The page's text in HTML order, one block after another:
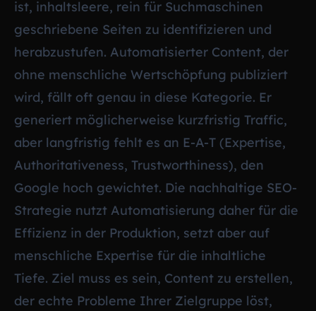
ist, inhaltsleere, rein für Suchmaschinen
geschriebene Seiten zu identifizieren und
herabzustufen. Automatisierter Content, der
ohne menschliche Wertschöpfung publiziert
wird, fällt oft genau in diese Kategorie. Er
generiert möglicherweise kurzfristig Traffic,
aber langfristig fehlt es an E-A-T (Expertise,
Authoritativeness, Trustworthiness), den
Google hoch gewichtet. Die nachhaltige SEO-
Strategie nutzt Automatisierung daher für die
Effizienz in der Produktion, setzt aber auf
menschliche Expertise für die inhaltliche
Tiefe. Ziel muss es sein, Content zu erstellen,
der echte Probleme Ihrer Zielgruppe löst,